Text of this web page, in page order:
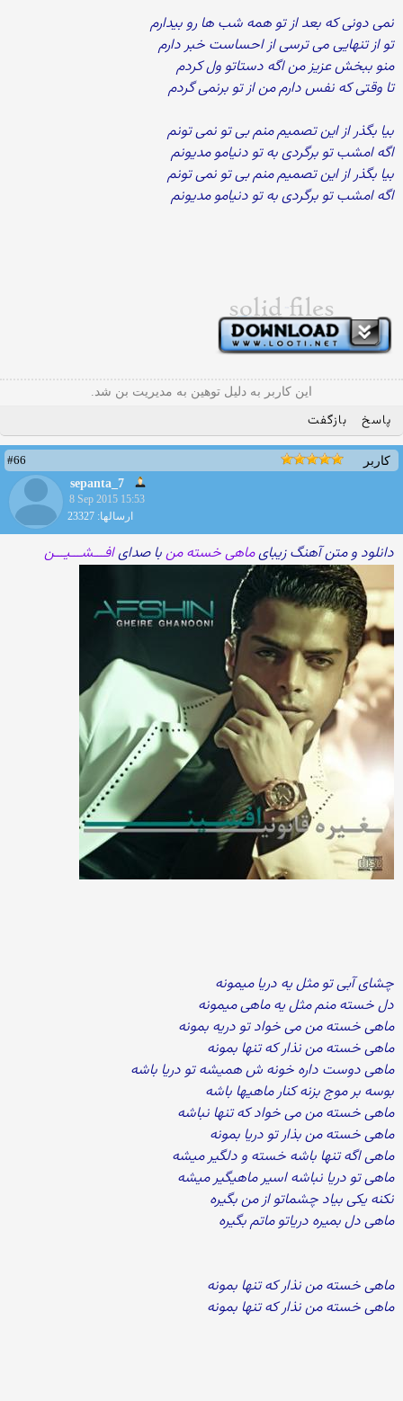
نمی دونی که بعد از تو همه شب ها رو بیدارم
تو از تنهایی می ترسی از احساست خبر دارم
منو ببخش عزیز من اگه دستاتو ول کردم
تا وقتی که نفس دارم من از تو برنمی گردم
بیا بگذر از این تصمیم منم بی تو نمی تونم
اگه امشب تو برگردی به تو دنیامو مدیونم
بیا بگذر از این تصمیم منم بی تو نمی تونم
اگه امشب تو برگردی به تو دنیامو مدیونم
این کاربر به دلیل توهین به مدیریت بن شد.
پاسخ بازگفت
کاربر
#66
sepanta_7
8 Sep 2015 15:53
ارسالها: 23327
دانلود و متن آهنگ زیبایماهی خسته منبا صدایافـــشـــیـــن
چشای آبی تو مثل یه دریا میمونه
دل خسته منم مثل یه ماهی میمونه
ماهی خسته من می خواد تو دریه بمونه
ماهی خسته من نذار که تنها بمونه
ماهی دوست داره خونه ش همیشه تو دریا باشه
بوسه بر موج بزنه کنار ماهیها باشه
ماهی خسته من می خواد که تنها نباشه
ماهی خسته من بذار تو دریا بمونه
ماهی اگه تنها باشه خسته و دلگیر میشه
ماهی تو دریا نباشه اسیر ماهیگیر میشه
نکنه یکی بیاد چشماتو از من بگیره
ماهی دل بمیره دریاتو ماتم بگیره
ماهی خسته من نذار که تنها بمونه
ماهی خسته من نذار که تنها بمونه